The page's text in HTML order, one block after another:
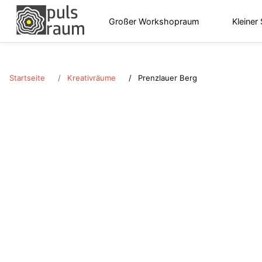
Großer Workshopraum Kleiner
Startseite Kreativräume Prenzlauer Berg